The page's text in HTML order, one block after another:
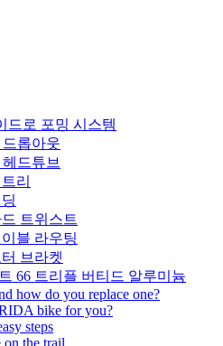
드로 포밍 시스템
드롭아웃
헤드튜브
리
드 트위스트
이블 라우팅
터 브라켓
66 트리플 버티드 알루미늄
how do you replace one?
bike for you?
steps
on the trail